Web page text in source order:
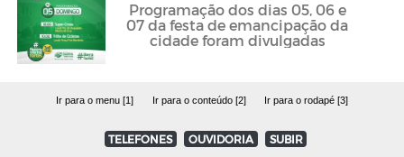
Programação dos dias 05, 06 e
07 da festa de emancipação da
cidade foram divulgadas
Ir para o menu [1] Ir para o conteúdo [2] Ir para o rodapé [3]
TELEFONES OUVIDORIA SUBIR